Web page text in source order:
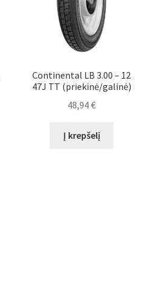
Continental LB 3.00 – 12
47J TT (priekinė/galinė)
48,94€
Į krepšelį